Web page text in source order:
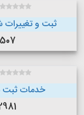
ثبت و تغییرات
خدمات ثبت